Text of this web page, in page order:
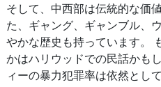
そして、中西部は伝統的な価
た、ギャング、ギャンブル、
やかな歴史も持っています。
かはハリウッドでの民話かも
ィーの暴力犯罪率は依然とし